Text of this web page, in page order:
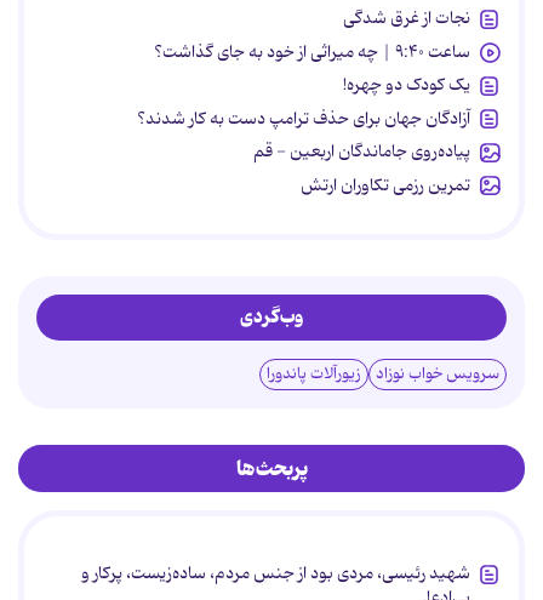
نجات از غرق شدگی
ساعت ۹:۴۰ | چه میراثی از خود به جای گذاشت؟
یک کودک دو چهره!
آزادگان جهان برای حذف ترامپ دست به کار شدند؟
پیاده‌روی جاماندگان اربعین - قم
تمرین رزمی تکاوران ارتش
وب‌گردی
سرویس خواب نوزاد زیورآلات پاندورا
پربحث‌ها
شهید رئیسی، مردی بود از جنس مردم، ساده‌زیست، پرکار و